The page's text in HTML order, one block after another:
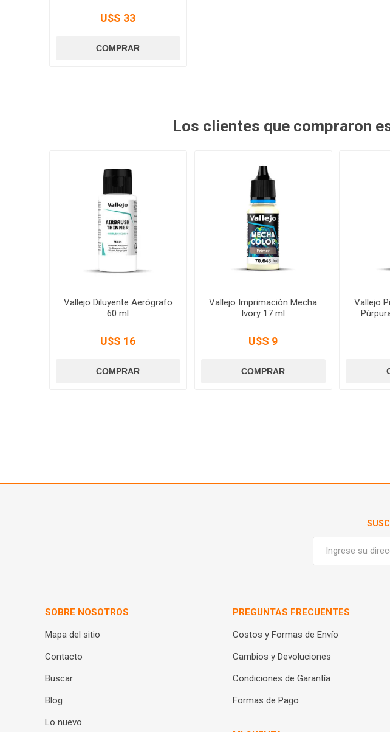
U$S 33
Los clientes que compraron
Vallejo Diluyente Aerógrafo
60 ml
U$S 16
Vallejo Imprimación Mecha
Ivory 17 ml
U$S 9
Vallejo
SOBRE NOSOTROS
Mapa del sitio
Contacto
Buscar
Blog
Lo nuevo
PREGUNTAS FRECUENTES
Costos y Formas de Envío
Cambios y Devoluciones
Condiciones de Garantía
Formas de Pago